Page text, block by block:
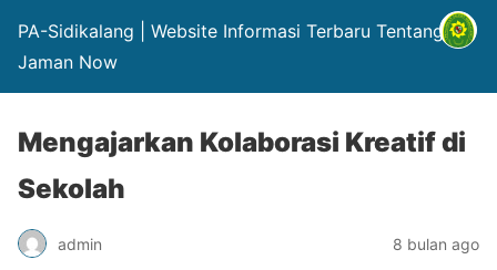
PA-Sidikalang | Website Informasi Terbaru Tentang Hp
Jaman Now
Mengajarkan Kolaborasi Kreatif di
Sekolah
admin 8 bulan ago